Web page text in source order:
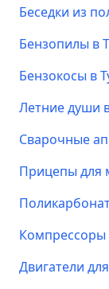
Беседки из
Бензопилы в
Бензокосы в
Летние души
Сварочные
Прицепы для
Компрессоры
Двигатели